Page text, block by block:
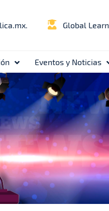
Global Learn
Eventos y Noticias